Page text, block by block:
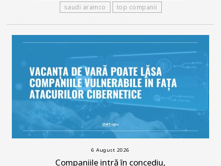
saudi aramco
top companii
6 August 2026
Companiile intră în concediu,